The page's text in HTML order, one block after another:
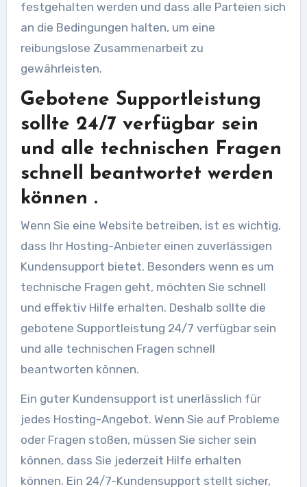
festgehalten werden und dass alle Parteien sich
an die Bedingungen halten, um eine
reibungslose Zusammenarbeit zu
gewährleisten.
Gebotene Supportleistung
sollte 24/7 verfügbar sein
und alle technischen Fragen
schnell beantwortet werden
können .
Wenn Sie eine Website betreiben, ist es wichtig,
dass Ihr Hosting-Anbieter einen zuverlässigen
Kundensupport bietet. Besonders wenn es um
technische Fragen geht, möchten Sie schnell
und effektiv Hilfe erhalten. Deshalb sollte die
gebotene Supportleistung 24/7 verfügbar sein
und alle technischen Fragen schnell
beantworten können.
Ein guter Kundensupport ist unerlässlich für
jedes Hosting-Angebot. Wenn Sie auf Probleme
oder Fragen stoßen, müssen Sie sicher sein
können, dass Sie jederzeit Hilfe erhalten
können. Ein 24/7-Kundensupport stellt sicher,